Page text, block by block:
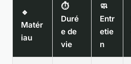
🔹
Matér
iau
⏱️
Duré
e de
vie
🧼
Entr
etie
n